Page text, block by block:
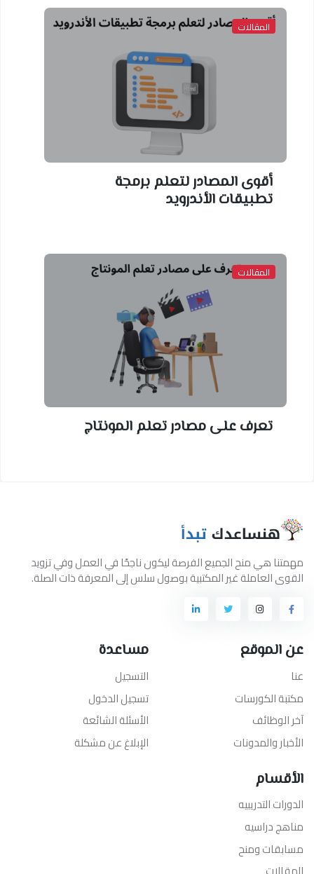
المقالات
أقوى المصادر لتعلم برمجة
تطبيقات الأندرويد
المقالات
تعرف على مصادر تعلم المونتاج
مهمتنا هي منح الجميع الفرصة ليكون ناجحًا في العمل وفي تزويد
القوى العاملة غير المكتبية بوصول سلس إلى المعرفة ذات الصلة.
عن الموقع
عنا
مكتبة الكورسات
آخر الوظائف
الأخبار والمدونات
مساعدة
التسجيل
تسجيل الدخول
الأسئلة الشائعة
الإبلاغ عن مشكلة
الأقسام
الدورات التدريبيه
مناهج دراسيه
مسابقات ومنح